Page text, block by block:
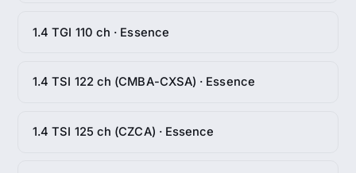
1.4 TGI 110 ch · Essence
1.4 TSI 122 ch (CMBA-CXSA) · Essence
1.4 TSI 125 ch (CZCA) · Essence